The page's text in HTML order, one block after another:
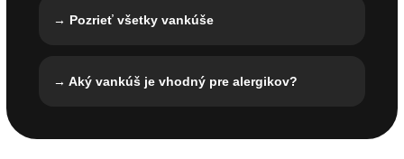
→ Pozrieť všetky vankúše
→ Aký vankúš je vhodný pre alergikov?